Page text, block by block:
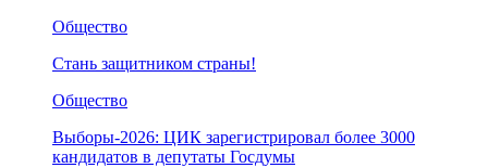
Общество
Стань защитником страны!
Общество
Выборы-2026: ЦИК зарегистрировал более 3000
кандидатов в депутаты Госдумы